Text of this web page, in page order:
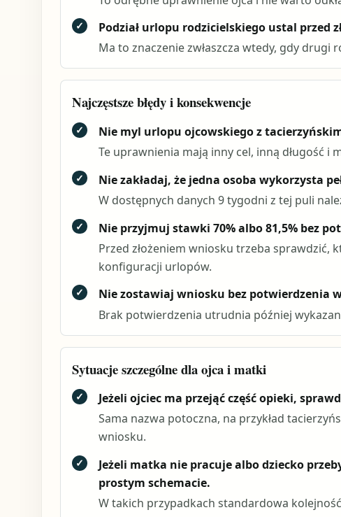
✓
Podział urlopu rodzicielskiego ustal przed
Ma to znaczenie zwłaszcza wtedy, gdy
Najczęstsze błędy i konsekwencje
✓
Nie myl urlopu ojcowskiego z
Te uprawnienia mają inny cel, inną długość i
✓
Nie zakładaj, że jedna osoba wykorzysta
W dostępnych danych 9 tygodni z tej puli
✓
Nie przyjmuj stawki 70% albo 81,5% bez
Przed złożeniem wniosku trzeba sprawdzić,
konfiguracji urlopów.
✓
Nie zostawiaj wniosku bez potwierdzenia
Brak potwierdzenia utrudnia później
Sytuacje szczególne dla ojca i matki
✓
Jeżeli ojciec ma przejąć część opieki,
Sama nazwa potoczna, na przykład
wniosku.
✓
Jeżeli matka nie pracuje albo dziecko
prostym schemacie.
W takich przypadkach standardowa